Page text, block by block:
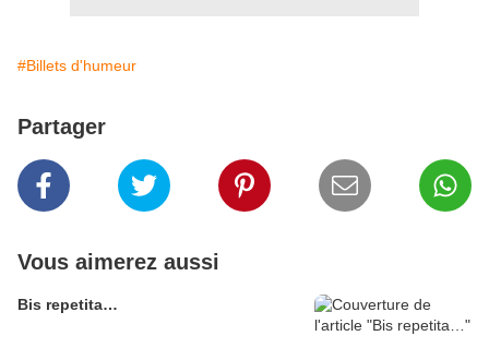
#Billets d'humeur
Partager
Vous aimerez aussi
Bis repetita…